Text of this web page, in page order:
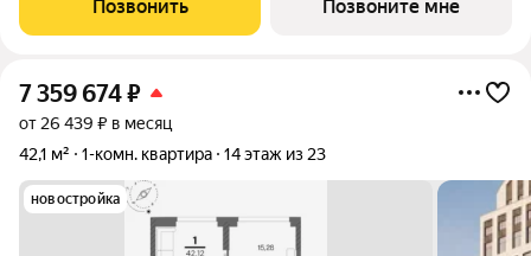
созданный с уважением к городу и
Позвонить Позвоните мне
7 359 674₽
от 26 439 ₽ в месяц
42,1 м²
1-комн. квартира 14 этаж из 23
новостройка